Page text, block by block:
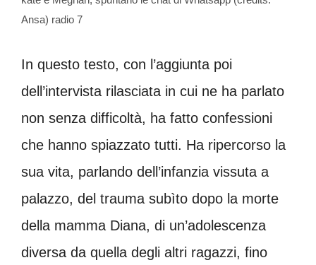
Ansa) radio 7
In questo testo, con l’aggiunta poi
dell’intervista rilasciata in cui ne ha parlato
non senza difficoltà, ha fatto confessioni
che hanno spiazzato tutti. Ha ripercorso la
sua vita, parlando dell’infanzia vissuta a
palazzo, del trauma subìto dopo la morte
della mamma Diana, di un’adolescenza
diversa da quella degli altri ragazzi, fino